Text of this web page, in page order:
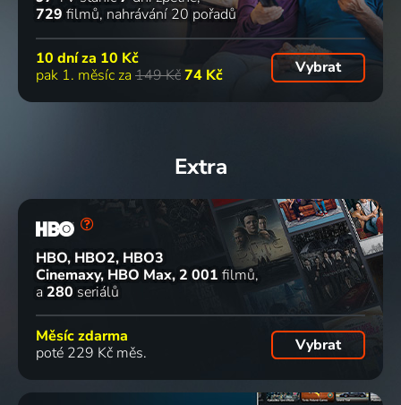
729 filmů nahrávání 20 pořadů
10 dní za 10 Kč
pak 1. měsíc za 149 Kč74 Kč Vybrat
Extra
HBO, HBO2, HBO3
Cinemaxy, HBO Max 2 001 filmů
a 280 seriálů
Měsíc zdarma
poté 229 Kč měs.
Vybrat